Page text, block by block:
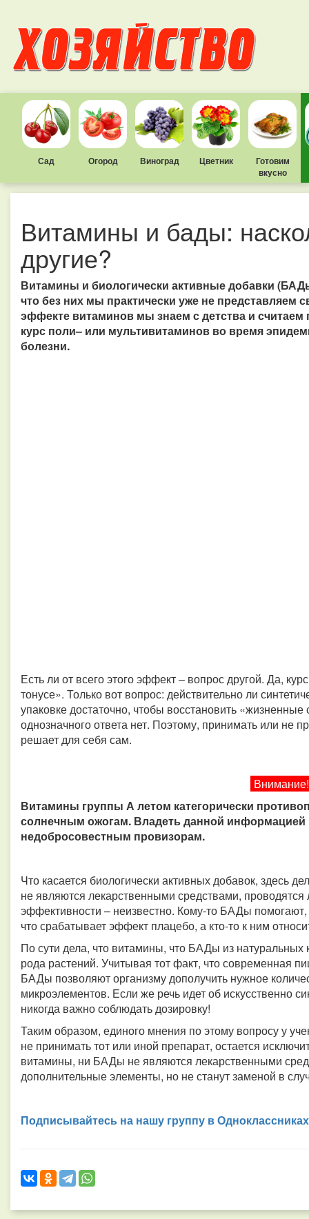
Сад Огород Виноград Цветник
Готовим
вкусно
Витамины и бады:
другие?
Витамины и биологически активные добавки
что без них мы практически уже не представляем
эффекте витаминов мы знаем с детства и
курс поли– или мультивитаминов во время
болезни.
Есть ли от всего этого эффект – вопрос другой. Да,
тонусе». Только вот вопрос: действительно ли
упаковке достаточно, чтобы восстановить
однозначного ответа нет. Поэтому, принимать или не
решает для себя сам.
Внимание!
Витамины группы А летом категорически
солнечным ожогам. Владеть данной информацией
недобросовестным провизорам.
Что касается биологически активных добавок, здесь
не являются лекарственными средствами, проводятся
эффективности – неизвестно. Кому-то БАДы помогают,
что срабатывает эффект плацебо, а кто-то к ним
По сути дела, что витамины, что БАДы из натуральных
рода растений. Учитывая тот факт, что современная
БАДы позволяют организму дополучить нужное
микроэлементов. Если же речь идет об искусственно
никогда важно соблюдать дозировку!
Таким образом, единого мнения по этому вопросу у
не принимать тот или иной препарат, остается
витамины, ни БАДы не являются лекарственными
дополнительные элементы, но не станут заменой в
Подписывайтесь на нашу группу в Одноклассниках